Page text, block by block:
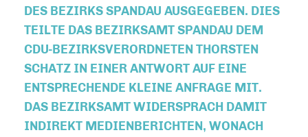
DES BEZIRKS SPANDAU AUSGEGEBEN. DIES
TEILTE DAS BEZIRKSAMT SPANDAU DEM
CDU-BEZIRKSVERORDNETEN THORSTEN
SCHATZ IN EINER ANTWORT AUF EINE
ENTSPRECHENDE KLEINE ANFRAGE MIT.
DAS BEZIRKSAMT WIDERSPRACH DAMIT
INDIREKT MEDIENBERICHTEN, WONACH